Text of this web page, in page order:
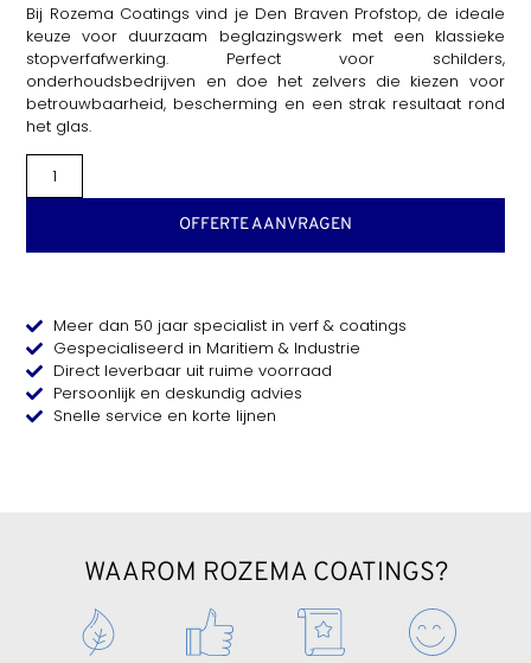
Bij Rozema Coatings vind je Den Braven Profstop, de ideale
keuze voor duurzaam beglazingswerk met een klassieke
stopverfafwerking. Perfect voor schilders,
onderhoudsbedrijven en doe het zelvers die kiezen voor
betrouwbaarheid, bescherming en een strak resultaat rond
het glas.
OFFERTE AANVRAGEN
Meer dan 50 jaar specialist in verf & coatings
Gespecialiseerd in Maritiem & Industrie
Direct leverbaar uit ruime voorraad
Persoonlijk en deskundig advies
Snelle service en korte lijnen
WAAROM ROZEMA COATINGS?